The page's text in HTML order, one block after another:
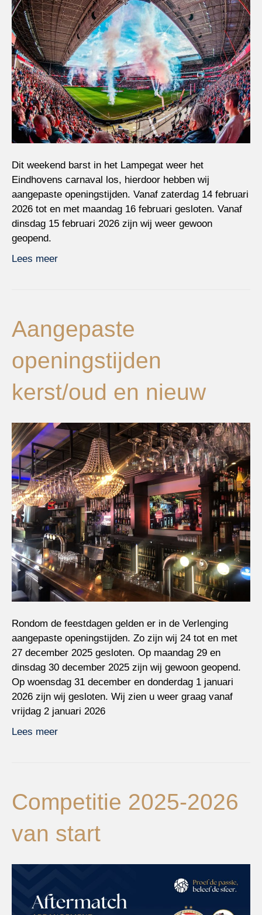
Dit weekend barst in het Lampegat weer het
Eindhovens carnaval los, hierdoor hebben wij
aangepaste openingstijden. Vanaf zaterdag 14 februari
2026 tot en met maandag 16 februari gesloten. Vanaf
dinsdag 15 februari 2026 zijn wij weer gewoon
geopend.
Lees meer
Aangepaste
openingstijden
kerst/oud en nieuw
Rondom de feestdagen gelden er in de Verlenging
aangepaste openingstijden. Zo zijn wij 24 tot en met
27 december 2025 gesloten. Op maandag 29 en
dinsdag 30 december 2025 zijn wij gewoon geopend.
Op woensdag 31 december en donderdag 1 januari
2026 zijn wij gesloten. Wij zien u weer graag vanaf
vrijdag 2 januari 2026
Lees meer
Competitie 2025-2026
van start